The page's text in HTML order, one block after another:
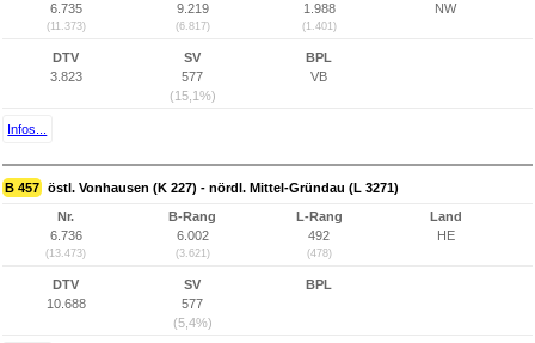
6.735
(11.373)
9.219
(6.817)
1.988
(1.401)
NW
DTV
3.823
SV
577
(15,1%)
BPL
VB
Infos...
B 457 östl. Vonhausen (K 227) - nördl. Mittel-Gründau (L 3271)
Nr.
6.736
(13.473)
B-Rang
6.002
(3.621)
L-Rang
492
(478)
Land
HE
DTV
10.688
SV
577
(5,4%)
BPL